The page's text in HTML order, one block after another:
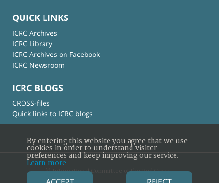
QUICK LINKS
ICRC Archives
ICRC Library
ICRC Archives on Facebook
ICRC Newsroom
ICRC BLOGS
CROSS-files
Quick links to ICRC blogs
© International Committee of the Red Cross
By entering this website you agree that we use
cookies in order to understand visitor
preferences and keep improving our service.
Learn more